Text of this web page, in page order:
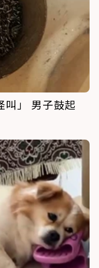
叫」 男子鼓起